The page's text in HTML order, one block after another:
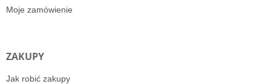
Moje zamówienie
ZAKUPY
Jak robić zakupy